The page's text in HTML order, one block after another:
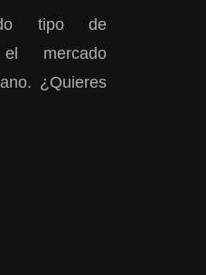
tipo de
mercado
¿Quieres